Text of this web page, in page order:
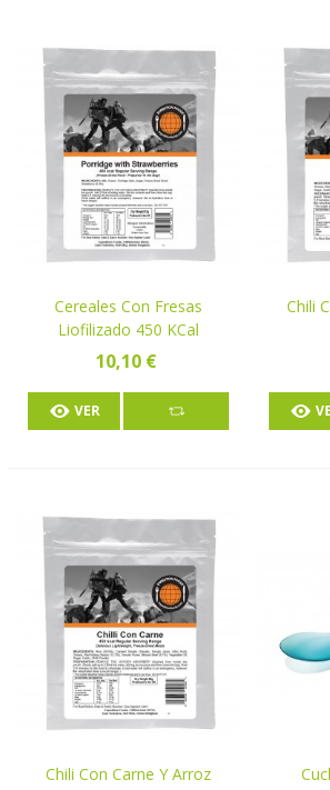
Cereales Con Fresas
Liofilizado 450 KCal
10,10 €
VER
Chili
Chili Con Carne Y Arroz